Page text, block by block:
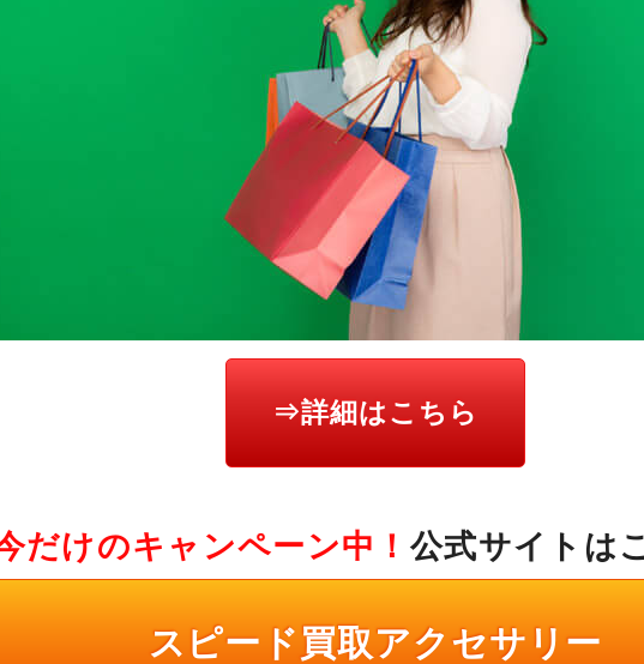
⇒詳細はこちら
だけのキャンペーン中！ 公式サイトは
スピード買取アクセサリー